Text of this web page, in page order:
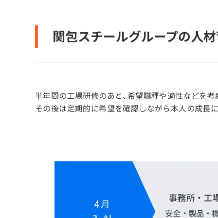
関包スチールグループの人
半年間の工場研修のあと、希望職種や適性などを
その後は定期的に希望を確認しながら本人の成長